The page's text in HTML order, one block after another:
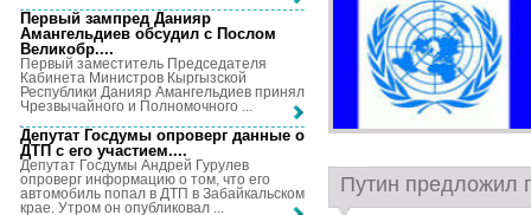
Путин предложил
Первый зампред Данияр
Амангельдиев обсудил с Послом
Великобр....
Первый заместитель Председателя
Кабинета Министров Кыргызской
Республики Данияр Амангельдиев принял
Чрезвычайного и Полномочного ...
Депутат Госдумы опроверг данные о
ДТП с его участием....
Депутат Госдумы Андрей Гурулев
опроверг информацию о том, что его
автомобиль попал в ДТП в Забайкальском
крае. Утром он опубликовал ...